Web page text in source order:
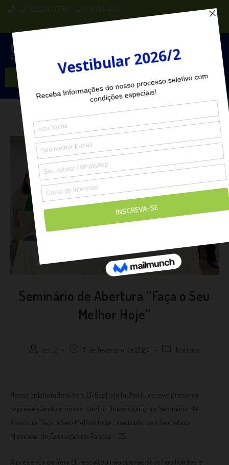
(27) 2102-6000 (27) 98118-4047
Seja Aluno
Seminário de Abertura “Faça o Seu
Melhor Hoje”
cnu2 7 de fevereiro de 2024 Notícias
Nossa colaboradora Vera Eli Baptista Fachetti, esteve presente
representando o nosso Centro Universitário no Seminário de
Abertura “Faça o Seu Melhor Hoje”, realizado pela Secretaria
Municipal de Educação de Pancas – ES.
A presença de Vera Eli ressaltou não apenas suas habilidades e